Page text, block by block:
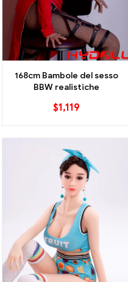
168cm Bambole del sesso
BBW realistiche
$1,119